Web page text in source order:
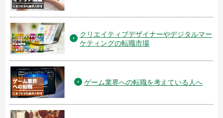
クリエイティブデザイナーやデジタルマー
ケティングの転職市場
ゲーム業界への転職を考えている人へ